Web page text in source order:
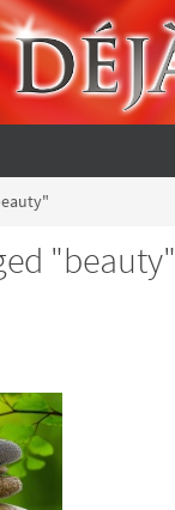
"beauty"